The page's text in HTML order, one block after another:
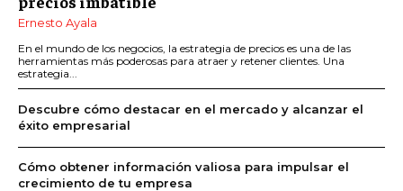
Ernesto Ayala
En el mundo de los negocios, la estrategia de precios es una de las
herramientas más poderosas para atraer y retener clientes. Una
estrategia...
Descubre cómo destacar en el mercado y alcanzar el
éxito empresarial
Cómo obtener información valiosa para impulsar el
crecimiento de tu empresa